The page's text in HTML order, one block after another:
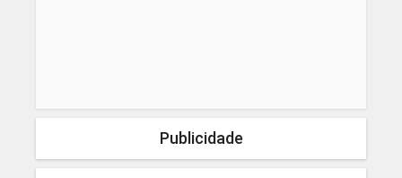
Publicidade